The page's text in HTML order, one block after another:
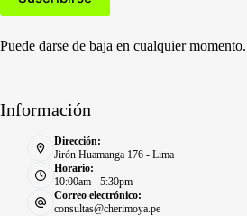
Puede darse de baja en cualquier momento.
Información
Dirección:
Jirón Huamanga 176 - Lima
Horario:
10:00am - 5:30pm
Correo electrónico:
consultas@cherimoya.pe